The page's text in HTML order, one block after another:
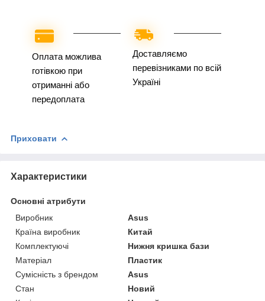
Оплата можлива
готівкою при
отриманні або
передоплата
Доставляємо
перевізниками по всій
Україні
Приховати
Характеристики
Основні атрибути
Виробник
Asus
Країна виробник
Китай
Комплектуючі
Нижня кришка бази
Матеріал
Пластик
Сумісність з брендом
Asus
Стан
Новий